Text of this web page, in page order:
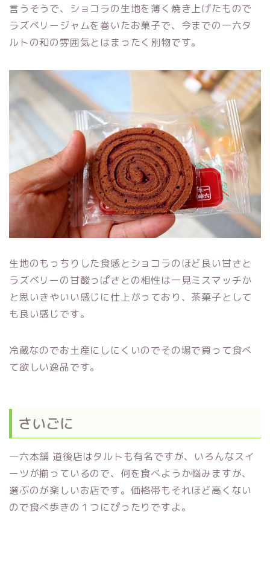
言うそうで、ショコラの生地を薄く焼き上げたもので
ラズベリージャムを巻いたお菓子で、今までの一六タ
ルトの和の雰囲気とはまったく別物です。
生地のもっちりした食感とショコラのほど良い甘さと
ラズベリーの甘酸っぱさとの相性は一見ミスマッチか
と思いきやいい感じに仕上がっており、茶菓子として
も良い感じです。
冷蔵なのでお土産にしにくいのでその場で買って食べ
て欲しい逸品です。
さいごに
一六本舗 道後店はタルトも有名ですが、いろんなスイ
ーツが揃っているので、何を食べようか悩みますが、
選ぶのが楽しいお店です。価格帯もそれほど高くない
ので食べ歩きの１つにぴったりですよ。